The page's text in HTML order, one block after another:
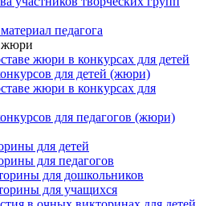
педагога
жюри
жюри в конкурсах для детей
для детей (жюри)
жюри в конкурсах для
для педагогов (жюри)
для детей
для педагогов
для дошкольников
для учащихся
конкурсов